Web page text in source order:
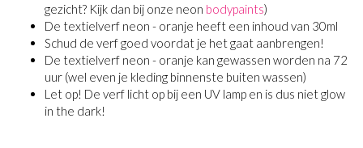
gezicht? Kijk dan bij onze neon bodypaints)
De textielverf neon - oranje heeft een inhoud van 30ml
Schud de verf goed voordat je het gaat aanbrengen!
De textielverf neon - oranje kan gewassen worden na 72
uur (wel even je kleding binnenste buiten wassen)
Let op! De verf licht op bij een UV lamp en is dus niet glow
in the dark!